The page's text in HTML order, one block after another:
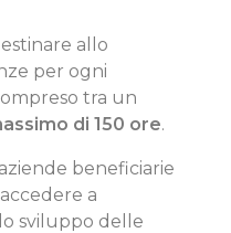
allo
per ogni
tra un
di 150 ore.
beneficiarie
a
sviluppo delle